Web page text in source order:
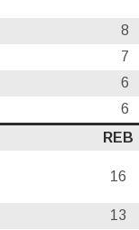
8
7
6
6
REB
16
13